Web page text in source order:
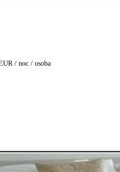
/ noc / osoba